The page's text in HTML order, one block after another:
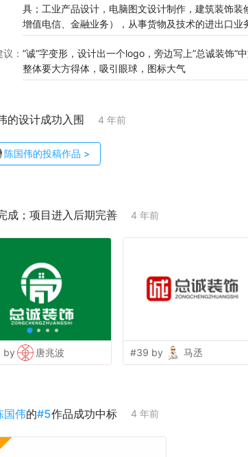
具；工业产品设计，电脑图文设计制作，建筑装饰
增值电信、金融业务），从事货物及技术的进出口业
议 ： ”诚“字变形，设计出一个logo，旁边写上”总诚装饰“
整体要大方得体，吸引眼球，图标大气
的设计成功入围 4 年前
陈国伟的投稿作品 >
成；项目进入后期完善 4 年前
by 唐兆波 #39 by 马丞
国伟的#5作品成功中标 4 年前